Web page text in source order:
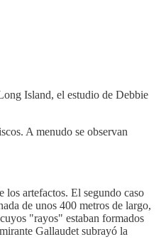
Island, el estudio de Debbie
A menudo se observan
los artefactos. El segundo caso
de unos 400 metros de largo,
"rayos" estaban formados
Gallaudet subrayó la